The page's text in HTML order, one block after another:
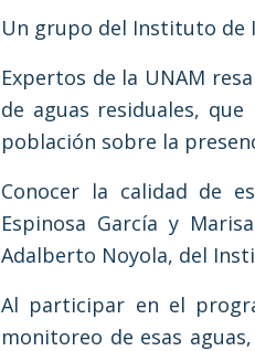
Un grupo del Instituto de
Expertos de la UNAM
de aguas residuales,
población sobre la
Conocer la calidad de
Espinosa García y
Adalberto Noyola, del
Al participar en el
monitoreo de esas